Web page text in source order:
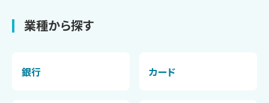
業種から探す
銀行 カード